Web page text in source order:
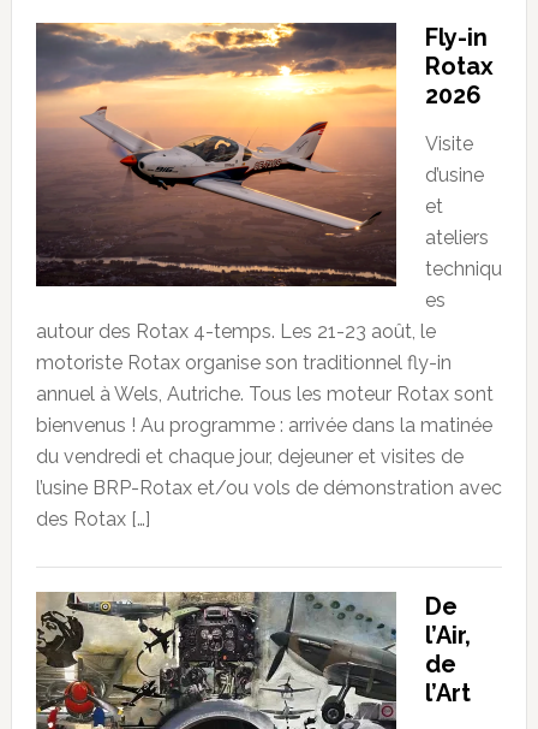
Fly-in
Rotax
2026
Visite
d’usine
et
ateliers
techniqu
es
autour des Rotax 4-temps. Les 21-23 août, le
motoriste Rotax organise son traditionnel fly-in
annuel à Wels, Autriche. Tous les moteur Rotax sont
bienvenus ! Au programme : arrivée dans la matinée
du vendredi et chaque jour, dejeuner et visites de
l’usine BRP-Rotax et/ou vols de démonstration avec
des Rotax […]
De
l’Air,
de
l’Art